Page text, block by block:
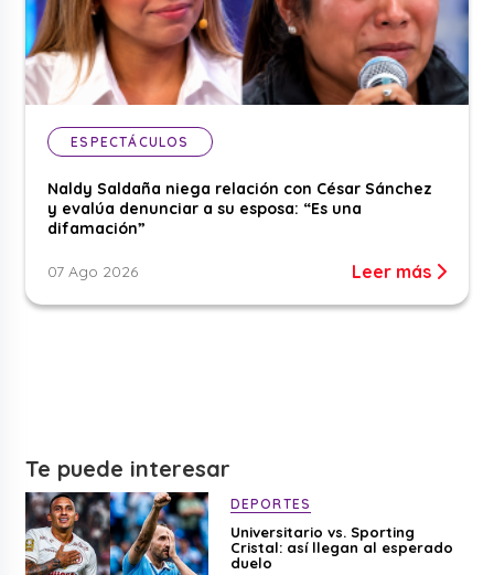
ESPECTÁCULOS
Naldy Saldaña niega relación con César Sánchez
y evalúa denunciar a su esposa: “Es una
difamación”
07 Ago 2026 Leer más
Te puede interesar
DEPORTES
Universitario vs. Sporting
Cristal: así llegan al esperado
duelo